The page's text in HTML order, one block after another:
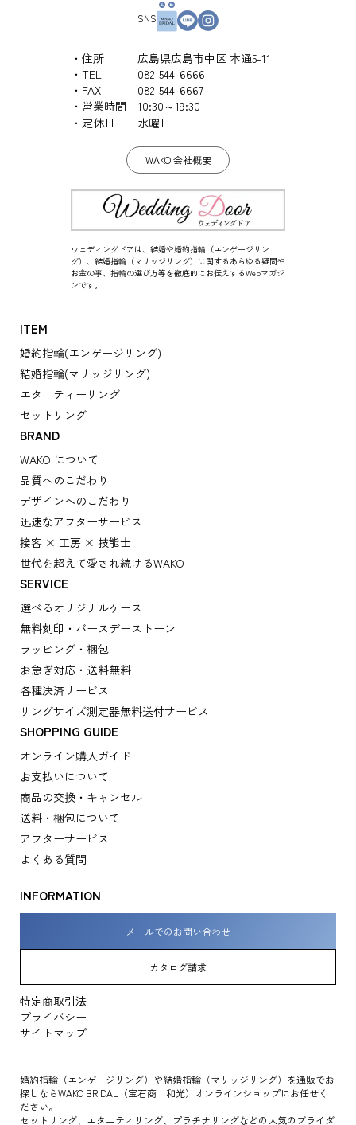
SNS
住所
広島県広島市中区 本通5-11
TEL
082-544-6666
FAX
082-544-6667
営業時間
10:30～19:30
定休日
水曜日
WAKO 会社概要
ウェディングドアは、結婚や婚約指輪（エンゲージリン
グ）、結婚指輪（マリッジリング）に関するあらゆる疑問や
お金の事、指輪の選び方等を徹底的にお伝えするWebマガジ
ンです。
ITEM
婚約指輪(エンゲージリング)
結婚指輪(マリッジリング)
エタニティーリング
セットリング
BRAND
WAKO について
品質へのこだわり
デザインへのこだわり
迅速なアフターサービス
接客 × 工房 × 技能士
世代を超えて愛され続けるWAKO
SERVICE
選べるオリジナルケース
無料刻印・バースデーストーン
ラッピング・梱包
お急ぎ対応・送料無料
各種決済サービス
リングサイズ測定器無料送付サービス
SHOPPING GUIDE
オンライン購入ガイド
お支払いについて
商品の交換・キャンセル
送料・梱包について
アフターサービス
よくある質問
INFORMATION
メールでのお問い合わせ
カタログ請求
特定商取引法
プライバシー
サイトマップ
婚約指輪（エンゲージリング）や結婚指輪（マリッジリング）を通販でお
探しならWAKO BRIDAL（宝石商 和光）オンラインショップにお任せく
ださい。
セットリング、エタニティリング、プラチナリングなどの人気のブライダ